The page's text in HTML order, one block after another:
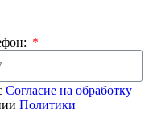
Согласие на обработку
Политики